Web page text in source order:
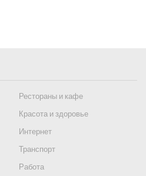
Рестораны и кафе
Красота и здоровье
Интернет
Транспорт
Работа